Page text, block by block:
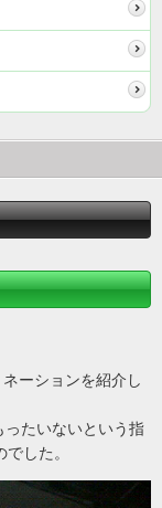
ーションを紹介し
たいないという指
した。